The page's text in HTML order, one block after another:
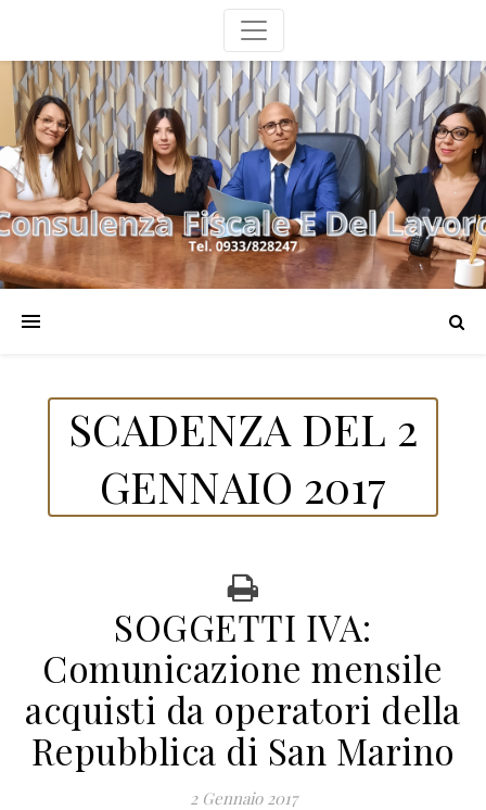
SCADENZA DEL 2
GENNAIO 2017
SOGGETTI IVA:
Comunicazione mensile
acquisti da operatori della
Repubblica di San Marino
2 Gennaio 2017